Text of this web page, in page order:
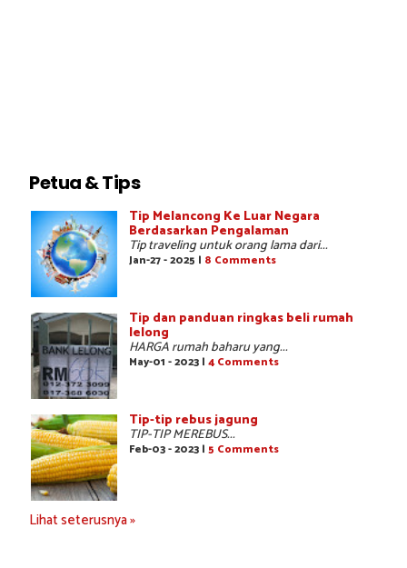
Petua & Tips
Tip Melancong Ke Luar Negara
Berdasarkan Pengalaman
Tip traveling untuk orang lama dari...
Jan-27 - 2025 | 8 Comments
Tip dan panduan ringkas beli rumah
lelong
HARGA rumah baharu yang...
May-01 - 2023 | 4 Comments
Tip-tip rebus jagung
TIP-TIP MEREBUS...
Feb-03 - 2023 | 5 Comments
Lihat seterusnya »